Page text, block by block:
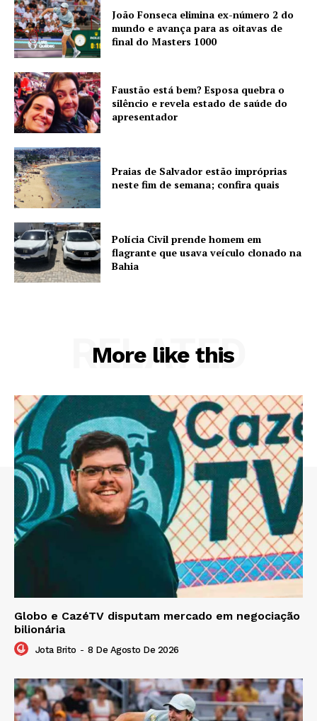
João Fonseca elimina ex-número 2 do
mundo e avança para as oitavas de
final do Masters 1000
Faustão está bem? Esposa quebra o
silêncio e revela estado de saúde do
apresentador
Praias de Salvador estão impróprias
neste fim de semana; confira quais
Polícia Civil prende homem em
flagrante que usava veículo clonado na
Bahia
More like this
RELATED
Globo e CazéTV disputam mercado em negociação
bilionária
Jota Brito - 8 De Agosto De 2026